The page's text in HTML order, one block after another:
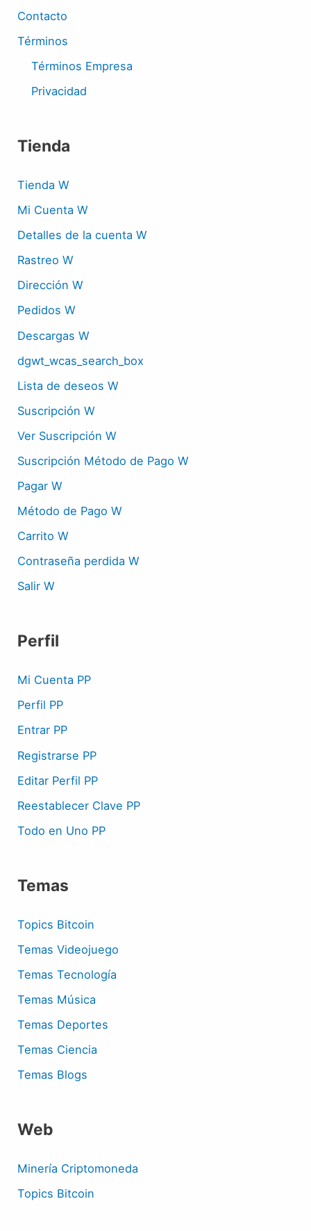
Contacto
Términos
Términos Empresa
Privacidad
Tienda
Tienda W
Mi Cuenta W
Detalles de la cuenta W
Rastreo W
Dirección W
Pedidos W
Descargas W
dgwt_wcas_search_box
Lista de deseos W
Suscripción W
Ver Suscripción W
Suscripción Método de Pago W
Pagar W
Método de Pago W
Carrito W
Contraseña perdida W
Salir W
Perfil
Mi Cuenta PP
Perfil PP
Entrar PP
Registrarse PP
Editar Perfil PP
Reestablecer Clave PP
Todo en Uno PP
Temas
Topics Bitcoin
Temas Videojuego
Temas Tecnología
Temas Música
Temas Deportes
Temas Ciencia
Temas Blogs
Web
Minería Criptomoneda
Topics Bitcoin